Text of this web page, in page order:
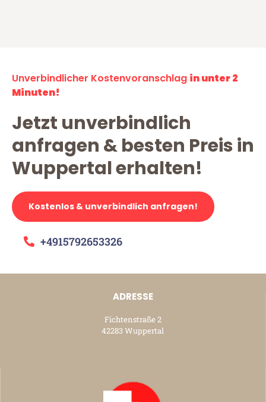
Unverbindlicher Kostenvoranschlag in unter 2
Minuten!
Jetzt unverbindlich
anfragen & besten Preis in
Wuppertal erhalten!
Kostenlos & unverbindlich anfragen!
+4915792653326
ADRESSE
Fichtenstraße 2
42283 Wuppertal